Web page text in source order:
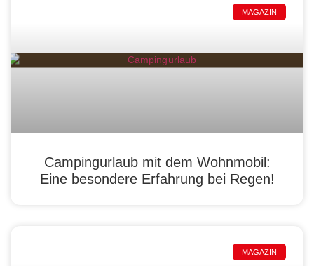
MAGAZIN
Campingurlaub mit dem Wohnmobil:
Eine besondere Erfahrung bei Regen!
MAGAZIN